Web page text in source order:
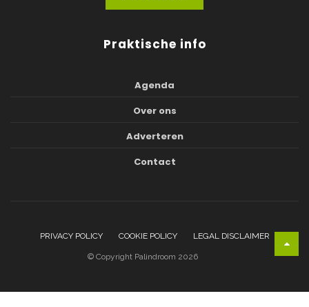
Praktische info
Agenda
Over ons
Adverteren
Contact
PRIVACY POLICY COOKIE POLICY LEGAL DISCLAIMER
© Copyright Palindroom 2026